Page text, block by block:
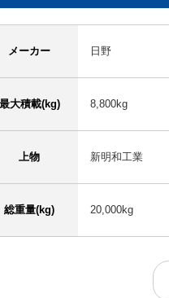
メーカー 日野
大積載(kg) 8,800kg
上物 新明和工業
総重量(kg) 20,000kg